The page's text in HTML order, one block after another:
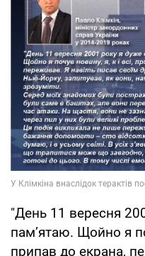
"День 11 вересня
пам’ятаю. Щойно я
припав до екрана,